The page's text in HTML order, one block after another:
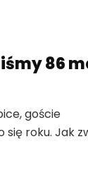
86
goście
roku. Jak